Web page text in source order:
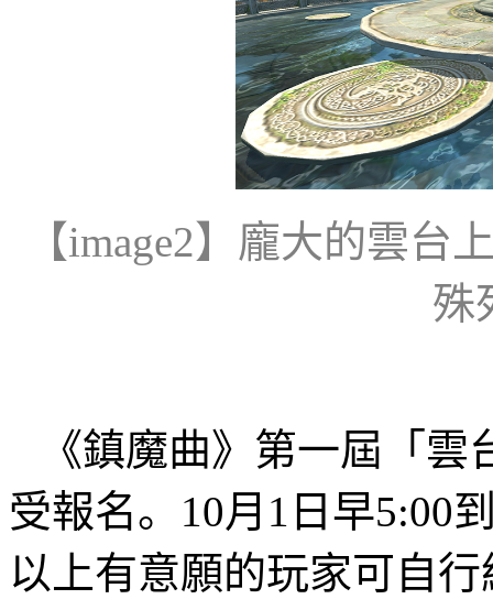
【image2】龐大的雲台
殊
《鎮魔曲》第一屆「
受報名。 10月 1 日早5:00
以上有意願的玩家可自